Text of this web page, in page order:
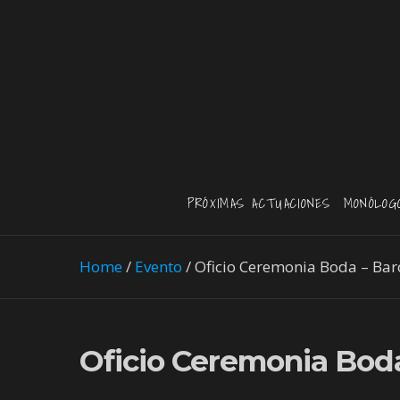
PRÓXIMAS ACTUACIONES
Home/ Evento /Oficio Ceremonia Boda –
Oficio Ceremonia